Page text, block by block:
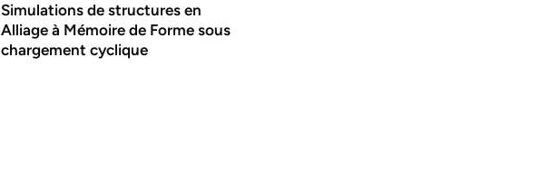
Simulations de structures en
Alliage à Mémoire de Forme sous
chargement cyclique